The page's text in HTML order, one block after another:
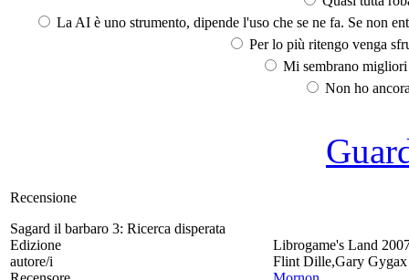
La AI è uno strumento, dipende l'uso che se ne fa. Se non
Per lo più ritengo venga
Mi sembrano
Non ho
Recensione
Sagard il barbaro 3: Ricerca disperata
Edizione
Librogame's Land
autore/i
Flint Dille,Gary Gygax